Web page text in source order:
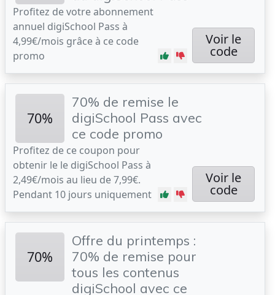
Profitez de votre abonnement
annuel digiSchool Pass à
4,99€/mois grâce à ce code
promo
Voir le
code
70%
70% de remise le
digiSchool Pass avec
ce code promo
Profitez de ce coupon pour
obtenir le le digiSchool Pass à
2,49€/mois au lieu de 7,99€.
Pendant 10 jours uniquement
Voir le
code
70%
Offre du printemps :
70% de remise pour
tous les contenus
digiSchool avec ce